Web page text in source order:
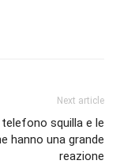
Next article
telefono squilla e le
hanno una grande
reazione